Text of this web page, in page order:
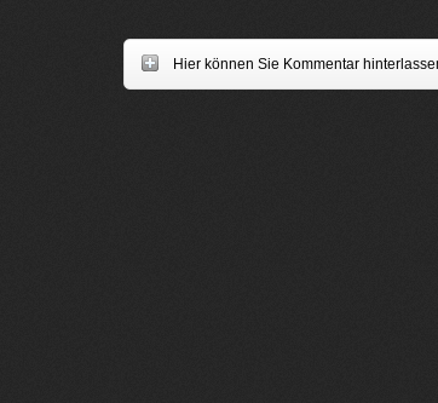
Hier können Sie Kommentar